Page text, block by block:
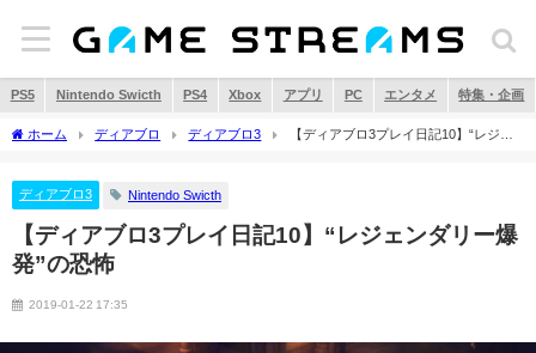
PS5 Nintendo Swicth PS4 Xbox アプリ PC エンタメ 特集・企画
ホーム ディアブロ ディアブロ3
【ディアブロ3プレイ日記10】“レジェ
ディアブロ3 Nintendo Swicth
【ディアブロ3プレイ日記10】“レジェンダリー爆
発”の恐怖
2019-01-22 17:35